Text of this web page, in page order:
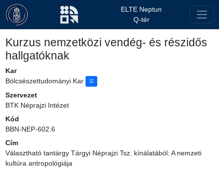
ELTE Neptun
Q-tér
Kurzus nemzetközi vendég- és részidős
hallgatóknak
Kar
Bölcsészettudományi Kar
Szervezet
BTK Néprajzi Intézet
Kód
BBN-NEP-602.6
Cím
Választható tantárgy Tárgyi Néprajzi Tsz. kínálatából: A nemzeti
kultúra antropológiája